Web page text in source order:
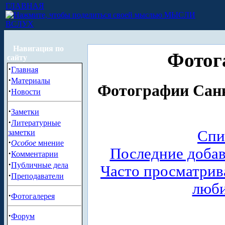
ГЛАВНАЯ
МЫСЛИ
ВСЛУХ
Навигация по
сайту
·Главная
·Материалы
·Новости
·Заметки
·Литературные
заметки
·Особое мнение
·Комментарии
·Публичные дела
·Преподаватели
·Фотогалерея
·Форум
Фотографии
Последние
Часто